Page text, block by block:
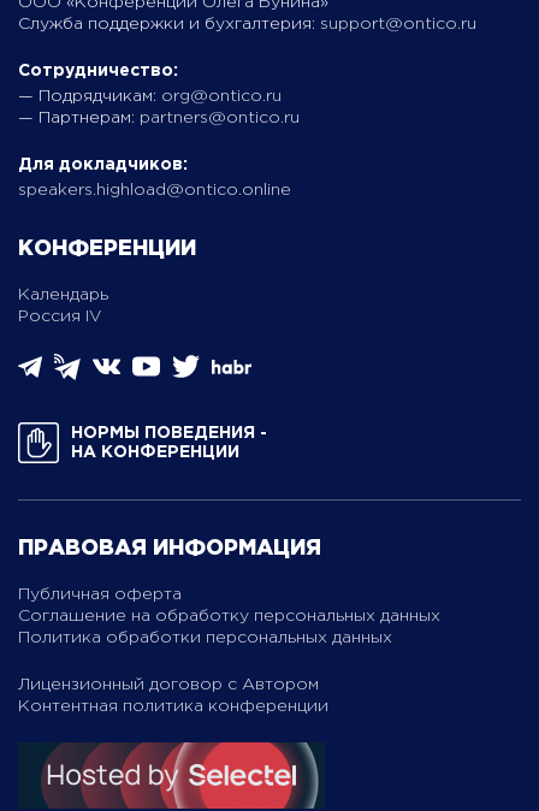
ООО «Конференции Олега Бунина»
Служба поддержки и бухгалтерия: support@ontico.ru
Сотрудничество:
— Подрядчикам: org@ontico.ru
— Партнерам: partners@ontico.ru
Для докладчиков:
speakers.highload@ontico.online
КОНФЕРЕНЦИИ
Календарь
Россия IV
НОРМЫ ПОВЕДЕНИЯ ­
НА КОНФЕРЕНЦИИ
ПРАВОВАЯ ИНФОРМАЦИЯ
Публичная оферта
Соглашение на обработку персональных данных
Политика обработки персональных данных
Лицензионный договор с Автором
Контентная политика конференции